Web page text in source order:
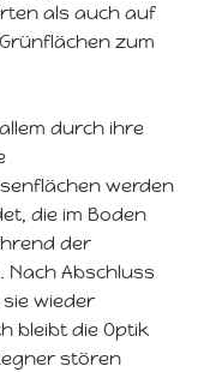
als auch auf
zum
durch ihre
werden
die im Boden
der
Abschluss
wieder
bleibt die Optik
stören